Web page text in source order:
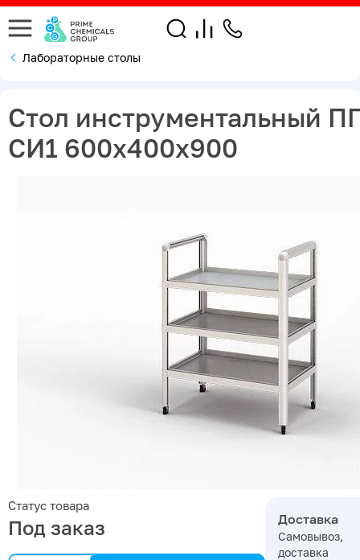
Лабораторные столы
Стол инструментальный
СИ1 600х400х900
Статус товара
Под заказ Доставка
Самовывоз,
доставка